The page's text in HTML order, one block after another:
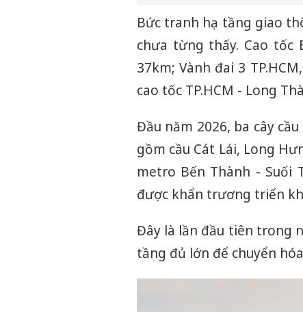
Bức tranh hạ tầng giao
chưa từng thấy. Cao tốc
37km; Vành đai 3
cao tốc TP.HCM - Long
Đầu năm 2026, ba cây
gồm cầu Cát Lái, Long
metro Bến Thành - Suối
được khẩn trương triển
Đây là lần đầu tiên trong
tầng đủ lớn để chuyển